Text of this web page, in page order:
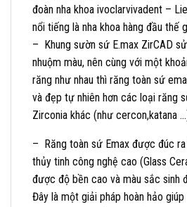
đoàn nha khoa ivoclarvivadent –
nổi tiếng là nha khoa hàng đầu thế
– Khung sườn sứ E.max ZirCAD
nhuộm màu, nên cùng với một
răng như nhau thì răng toàn sứ
và đẹp tự nhiên hơn các loại răng
Zirconia khác (như cercon,katana
– Răng toàn sứ Emax được đúc
thủy tinh công nghệ cao (Glass
được độ bền cao và màu sắc sinh
Đây là một giải pháp hoàn hảo